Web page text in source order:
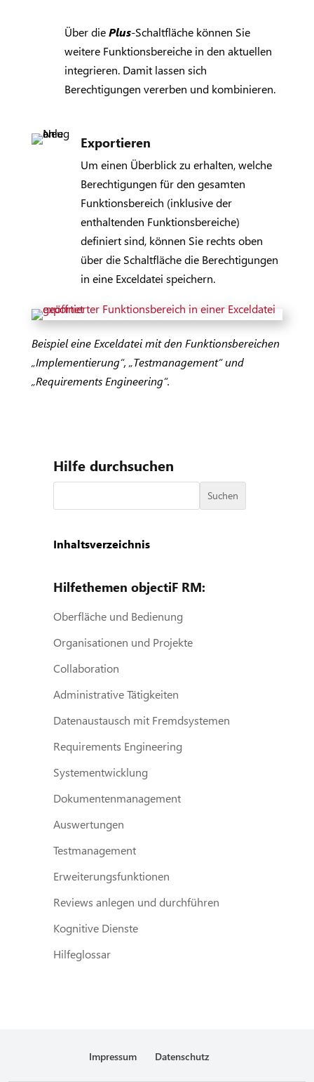
Über diePlus-Schaltfläche können Sie
weitere Funktionsbereiche in den aktuellen
integrieren. Damit lassen sich
Berechtigungen vererben und kombinieren.
Exportieren
Um einen Überblick zu erhalten, welche
Berechtigungen für den gesamten
Funktionsbereich (inklusive der
enthaltenden Funktionsbereiche)
definiert sind, können Sie rechts oben
über die Schaltflächedie Berechtigungen
in eine Exceldatei speichern.
Beispiel eine Exceldatei mit den Funktionsbereichen
„Implementierung“, „Testmanagement“ und
„Requirements Engineering“.
Hilfe durchsuchen
Suchen
Inhaltsverzeichnis
Hilfethemen objectiF RM:
Oberfläche und Bedienung
Organisationen und Projekte
Collaboration
Administrative Tätigkeiten
Datenaustausch mit Fremdsystemen
Requirements Engineering
Systementwicklung
Dokumentenmanagement
Auswertungen
Testmanagement
Erweiterungsfunktionen
Reviews anlegen und durchführen
Kognitive Dienste
Hilfeglossar
Impressum Datenschutz